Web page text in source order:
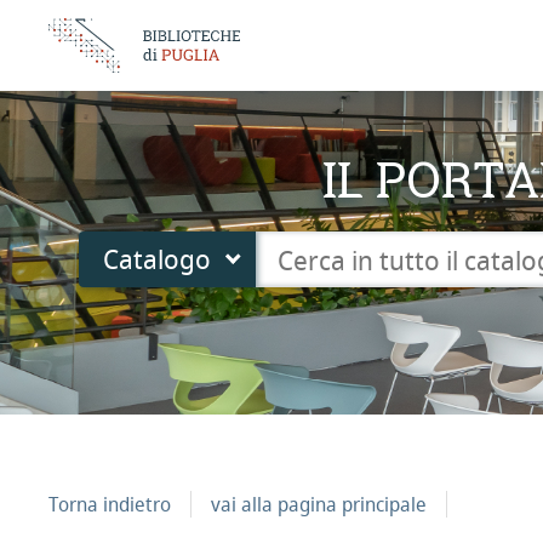
IL
Catalogo cambiaCerca su "Catalogo"
Torna indietro vai alla pagina principale